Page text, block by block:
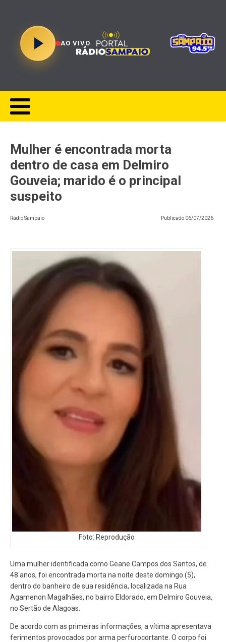
AO VIVO
Mulher é encontrada morta
dentro de casa em Delmiro
Gouveia; marido é o principal
suspeito
Rádio Sampaio Publicado 06/07/2026
Foto: Reprodução
Uma mulher identificada como Geane Campos dos Santos, de
48 anos, foi encontrada morta na noite deste domingo (5),
dentro do banheiro de sua residência, localizada na Rua
Agamenon Magalhães, no bairro Eldorado, em Delmiro Gouveia,
no Sertão de Alagoas.
De acordo com as primeiras informações, a vítima apresentava
ferimentos provocados por arma perfurocortante. O corpo foi